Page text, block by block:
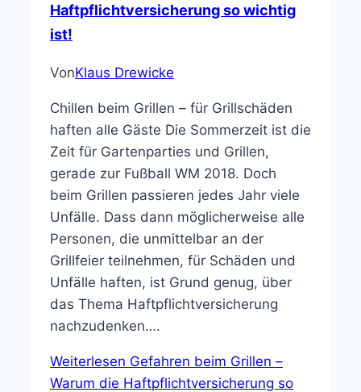
Haftpflichtversicherung so wichtig
ist!
VonKlaus Drewicke
Chillen beim Grillen – für Grillschäden
haften alle Gäste Die Sommerzeit ist die
Zeit für Gartenparties und Grillen,
gerade zur Fußball WM 2018. Doch
beim Grillen passieren jedes Jahr viele
Unfälle. Dass dann möglicherweise alle
Personen, die unmittelbar an der
Grillfeier teilnehmen, für Schäden und
Unfälle haften, ist Grund genug, über
das Thema Haftpflichtversicherung
nachzudenken….
Weiterlesen Gefahren beim Grillen –
Warum die Haftpflichtversicherung so